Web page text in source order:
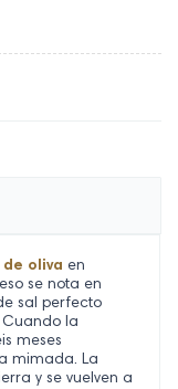
oliva en
se nota en
sal perfecto
la
meses
mimada. La
y se vuelven a